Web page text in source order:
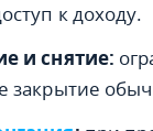
к доходу.
и снятие:
закрытие